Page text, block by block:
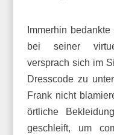
Immerhin
bei seiner
versprach sich im
Dresscode zu
Frank nicht
örtliche
geschleift, um